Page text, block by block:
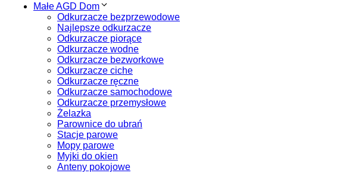
Małe AGD Dom
Odkurzacze bezprzewodowe
Najlepsze odkurzacze
Odkurzacze piorące
Odkurzacze wodne
Odkurzacze bezworkowe
Odkurzacze ciche
Odkurzacze ręczne
Odkurzacze samochodowe
Odkurzacze przemysłowe
Żelazka
Parownice do ubrań
Stacje parowe
Mopy parowe
Myjki do okien
Anteny pokojowe